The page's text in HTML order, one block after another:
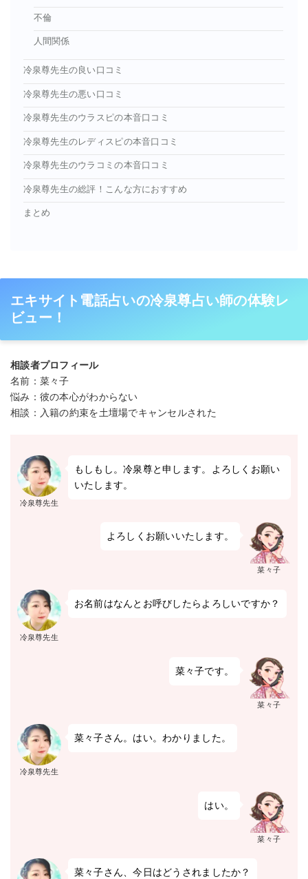
不倫
人間関係
冷泉尊先生の良い口コミ
冷泉尊先生の悪い口コミ
冷泉尊先生のウラスピの本音口コミ
冷泉尊先生のレディスピの本音口コミ
冷泉尊先生のウラコミの本音口コミ
冷泉尊先生の総評！こんな方におすすめ
まとめ
エキサイト電話占いの冷泉尊占い師の体験レ
ビュー！
相談者プロフィール
名前：菜々子
悩み：彼の本心がわからない
相談：入籍の約束を土壇場でキャンセルされた
冷泉尊先生
もしもし。冷泉尊と申します。よろしくお願い
いたします。
菜々子
よろしくお願いいたします。
冷泉尊先生
お名前はなんとお呼びしたらよろしいですか？
菜々子
菜々子です。
冷泉尊先生
菜々子さん。はい。わかりました。
菜々子
はい。
菜々子さん、今日はどうされましたか？